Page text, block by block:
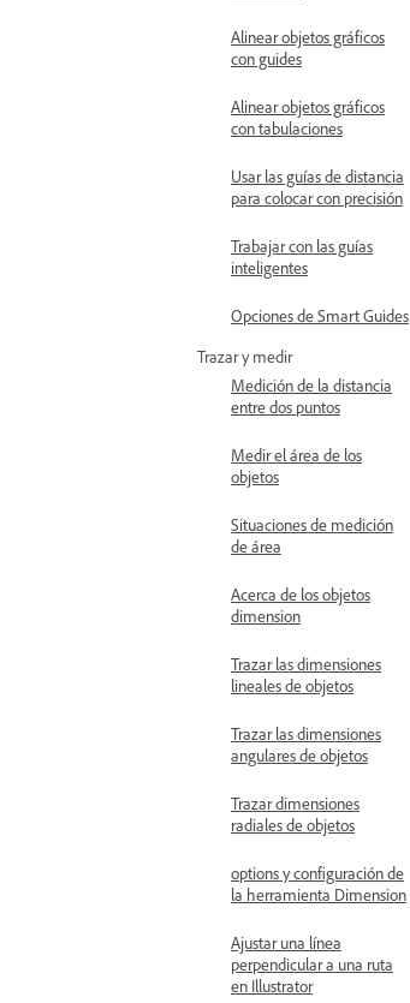
Alinear objetos gráficos
con guides
Alinear objetos gráficos
con tabulaciones
Usar las guías de distancia
para colocar con precisión
Trabajar con las guías
inteligentes
Opciones de Smart Guides
Trazar y medir
Medición de la distancia
entre dos puntos
Medir el área de los
objetos
Situaciones de medición
de área
Acerca de los objetos
dimension
Trazar las dimensiones
lineales de objetos
Trazar las dimensiones
angulares de objetos
Trazar dimensiones
radiales de objetos
options y configuración de
la herramienta Dimension
Ajustar una línea
perpendicular a una ruta
en Illustrator